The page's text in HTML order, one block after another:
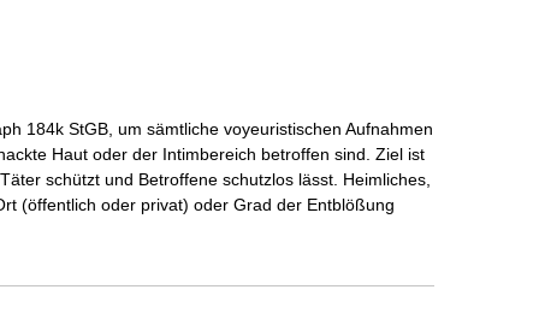
184k StGB, um sämtliche voyeuristischen Aufnahmen
Haut oder der Intimbereich betroffen sind. Ziel ist
schützt und Betroffene schutzlos lässt. Heimliches,
(öffentlich oder privat) oder Grad der Entblößung